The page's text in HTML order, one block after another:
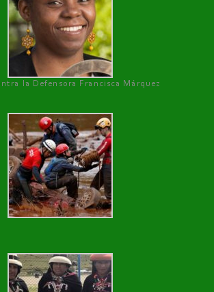
la Defensora Francisca Márquez